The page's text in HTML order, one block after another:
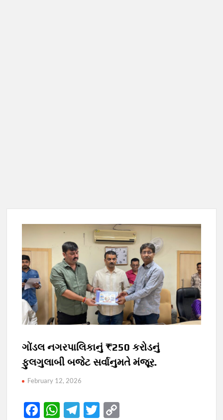
ગોંડલ નગરપાલિકાનું ₹250 કરોડનું
ફુલગુલાબી બજેટ સર્વાનુમતે મંજૂર.
February 12, 2026
F
W T
T